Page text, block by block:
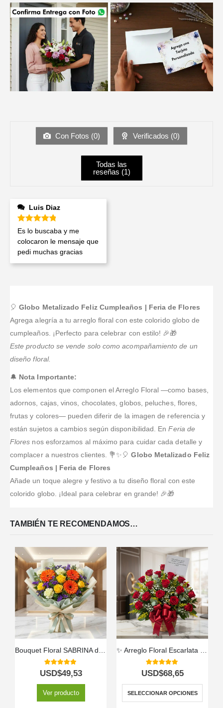
Con Fotos (0) Verificados (0)
Todas las
reseñas (1)
Luis Diaz
Valorado en
Es lo buscaba y me
colocaron le mensaje que
pedi muchas gracias
🎈Globo Metalizado Feliz Cumpleaños | Feria de Flores
Agrega alegría a tu arreglo floral con este colorido globo de
cumpleaños. ¡Perfecto para celebrar con estilo! 🎉🎁
Este producto se vende solo como acompañamiento de un
diseño floral.
🔔 Nota Importante:
Los elementos que componen el Arreglo Floral —como bases,
adornos, cajas, vinos, chocolates, globos, peluches, flores,
frutas y colores— pueden diferir de la imagen de referencia y
están sujetos a cambios según disponibilidad. EnFeria de
Flores nos esforzamos al máximo para cuidar cada detalle y
complacer a nuestros clientes. 💐✨🎈Globo Metalizado Feliz
Cumpleaños | Feria de Flores
Añade un toque alegre y festivo a tu diseño floral con este
colorido globo. ¡Ideal para celebrar en grande! 🎉🎁
TAMBIÉN TE RECOMENDAMOS…
5.00 out of 5
USD$49,53
Ver producto
5.00 out of 5
USD$68,65
SELECCIONAR OPCIONES